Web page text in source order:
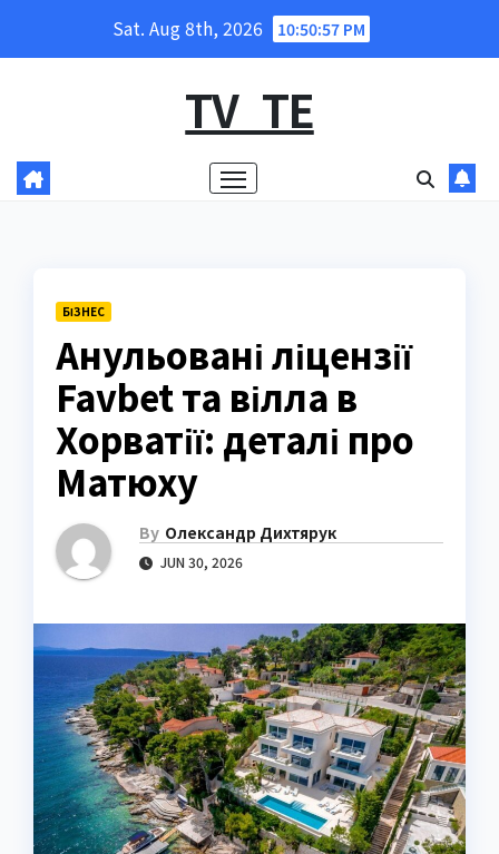
Sat. Aug 8th, 2026 10:50:58 PM
TV_TE
БІЗНЕС
Анульовані ліцензії
Favbet та вілла в
Хорватії: деталі про
Матюху
By Олександр Дихтярук
JUN 30, 2026